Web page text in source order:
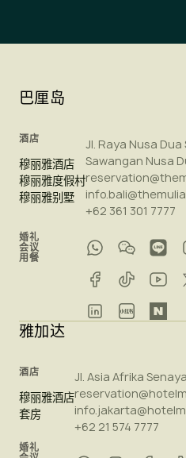
巴厘岛
酒店
穆丽雅酒店
穆丽雅度假村
穆丽雅别墅
婚礼
会议
用餐
Jl. Raya Nusa
Sawangan Nusa
+62 361 301 7777
雅加达
酒店
穆丽雅酒店
套房
婚礼
Jl. Asia Afrika
+62 21 574 7777